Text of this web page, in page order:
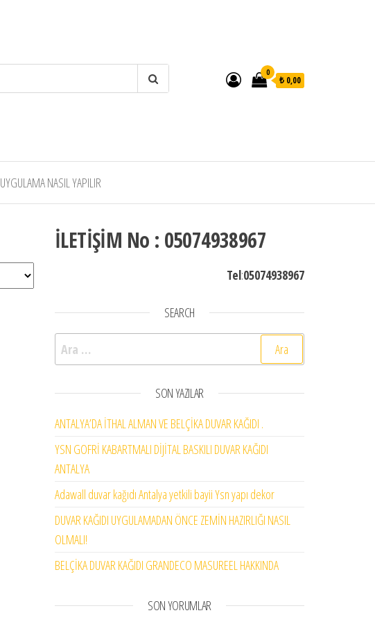
0
₺ 0,00
UYGULAMA NASIL YAPILIR
İLETİŞİM No : 05074938967
Tel:05074938967
SEARCH
Arama:
SON YAZILAR
ANTALYA’DA İTHAL ALMAN VE BELÇİKA DUVAR KAĞIDI .
YSN GOFRİ KABARTMALI DİJİTAL BASKILI DUVAR KAĞIDI
ANTALYA
Adawall duvar kağıdı Antalya yetkili bayii Ysn yapı dekor
DUVAR KAĞIDI UYGULAMADAN ÖNCE ZEMİN HAZIRLIĞI NASIL
OLMALI!
BELÇİKA DUVAR KAĞIDI GRANDECO MASUREEL HAKKINDA
SON YORUMLAR